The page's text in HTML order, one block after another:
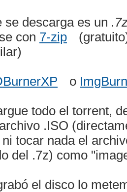
se descarga es un
con 7-zip
o ImgBurn
todo el torrent,
.ISO
tocar nada el
del .7z) como
el disco lo